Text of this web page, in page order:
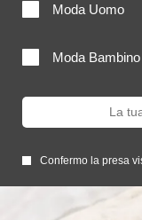
Moda Uomo
Moda Bambino
Confermo la presa